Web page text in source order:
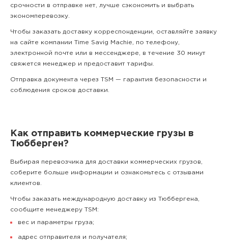
срочности в отправке нет, лучше сэкономить и выбрать
экономперевозку.
Чтобы заказать доставку корреспонденции, оставляйте заявку
на сайте компании Time Savig Machie, по телефону,
электронной почте или в мессенджере, в течение 30 минут
свяжется менеджер и предоставит тарифы.
Отправка документа через TSM — гарантия безопасности и
соблюдения сроков доставки.
Как отправить коммерческие грузы в
Тюбберген?
Выбирая перевозчика для доставки коммерческих грузов,
соберите больше информации и ознакомьтесь с отзывами
клиентов.
Чтобы заказать международную доставку из Тюббергена,
сообщите менеджеру TSM:
вес и параметры груза;
адрес отправителя и получателя;